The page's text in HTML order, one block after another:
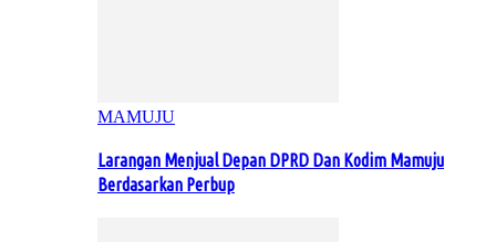
MAMUJU
Larangan Menjual Depan DPRD Dan Kodim Mamuju
Berdasarkan Perbup